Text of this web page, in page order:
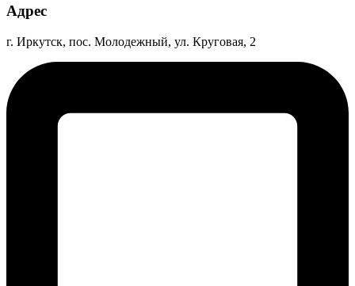
Адрес
г. Иркутск, пос. Молодежный, ул. Круговая, 2